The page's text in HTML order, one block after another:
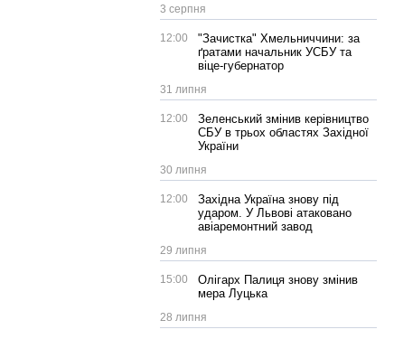
3 серпня
12:00
"Зачистка" Хмельниччини: за
ґратами начальник УСБУ та
віце-губернатор
31 липня
12:00
Зеленський змінив керівництво
СБУ в трьох областях Західної
України
30 липня
12:00
Західна Україна знову під
ударом. У Львові атаковано
авіаремонтний завод
29 липня
15:00
Олігарх Палиця знову змінив
мера Луцька
28 липня